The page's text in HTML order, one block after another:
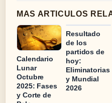
MAS ARTICULOS
Calendario
Lunar
Octubre
2025: Fases
y Corte de
Resultado
de los
partidos de
hoy:
Eliminatorias
y Mundial
2026